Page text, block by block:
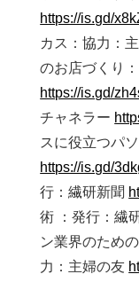
https://is.gd/
カス：協力：
のお店づくり
https://is.gd/
チャネラー
スに役立つパ
https://is.gd/
行：繊研新聞
術 ：発行：繊
ン業界のため
力：主婦の友